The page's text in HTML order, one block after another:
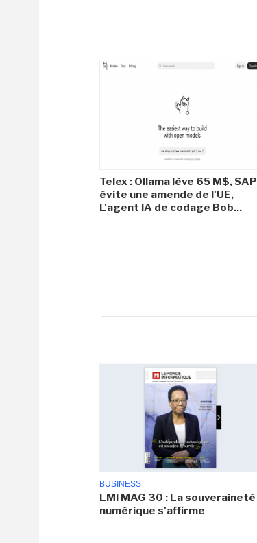
Telex : Ollama lève 65 M$, SAP
évite une amende de l'UE,
L'agent IA de codage Bob...
BUSINESS
LMI MAG 30 : La souveraineté
numérique s'affirme